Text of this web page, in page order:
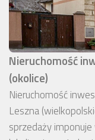
Nieruchomość
(okolice)
Nieruchomość
Leszna
sprzedaży